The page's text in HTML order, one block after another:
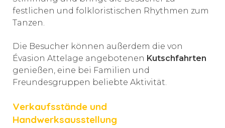
festlichen und folkloristischen Rhythmen zum
Tanzen.
Die Besucher können außerdem die von
Évasion Attelage angebotenen Kutschfahrten
genießen, eine bei Familien und
Freundesgruppen beliebte Aktivität.
Verkaufsstände und
Handwerksausstellung